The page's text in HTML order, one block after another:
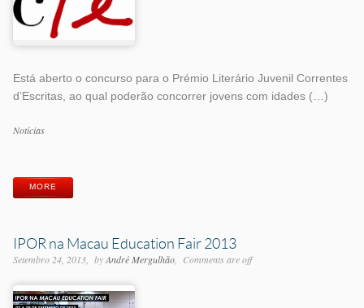
Está aberto o concurso para o Prémio Literário Juvenil Correntes
d’Escritas, ao qual poderão concorrer jovens com idades (…)
Categorias
Notícias
MORE
IPOR na Macau Education Fair 2013
Setembro 24, 2013 byAndré Mergulhão Comments are off